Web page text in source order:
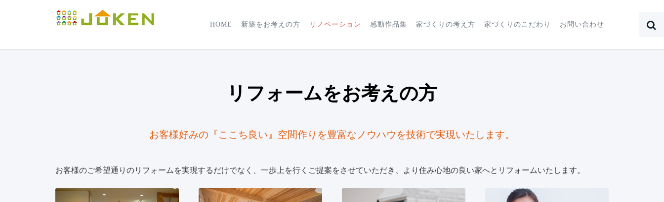
HOME 新築をお考えの方 リノベーション 感動作品集 家づくりの考え方 家づくりのこだわり お問い合わせ
リフォームをお考えの方
お客様好みの『ここち良い』空間作りを豊富なノウハウを技術で実現いたします。
お客様のご希望通りのリフォームを実現するだけでなく、一歩上を行くご提案をさせていただき、より住み心地の良い家へとリフォームいたします。